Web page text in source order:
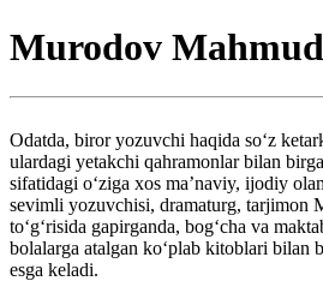
Murodov Mahmud
Odatda, biror yozuvchi haqida so‘z
ulardagi yetakchi qahramonlar bilan
sifatidagi o‘ziga xos ma’naviy, ijodiy
sevimli yozuvchisi, dramaturg, tarjimon
to‘g‘risida gapirganda, bog‘cha va
bolalarga atalgan ko‘plab kitoblari bilan
esga keladi.